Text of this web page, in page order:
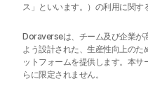
ス」といいます。）の利用に関す
Doraverseは、チーム及び企業が
よう設計された、生産性向上のた
ットフォームを提供します。本
らに限定されません。